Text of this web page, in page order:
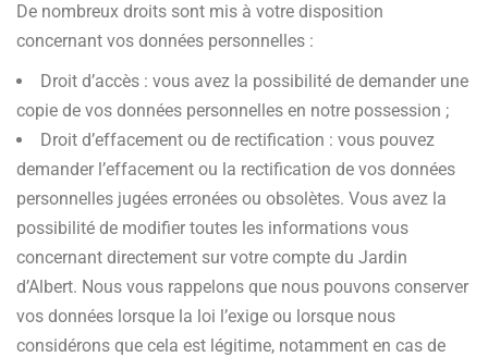
De nombreux droits sont mis à votre disposition
concernant vos données personnelles :
Droit d’accès : vous avez la possibilité de demander une
copie de vos données personnelles en notre possession ;
Droit d’effacement ou de rectification : vous pouvez
demander l’effacement ou la rectification de vos données
personnelles jugées erronées ou obsolètes. Vous avez la
possibilité de modifier toutes les informations vous
concernant directement sur votre compte du Jardin
d’Albert. Nous vous rappelons que nous pouvons conserver
vos données lorsque la loi l’exige ou lorsque nous
considérons que cela est légitime, notamment en cas de